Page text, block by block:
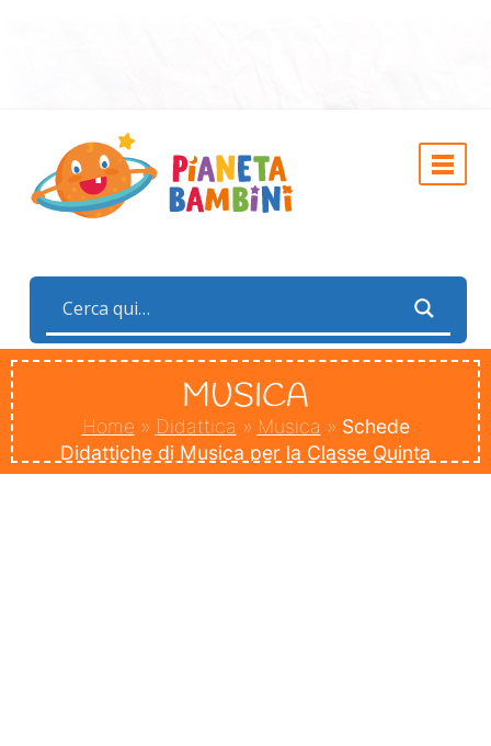
MUSICA
Home » Didattica » Musica » Schede
Didattiche di Musica per la Classe Quinta